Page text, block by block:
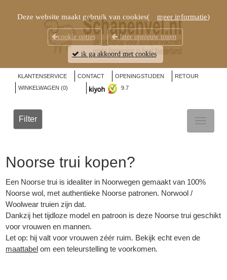
KLANTENSERVICE CONTACT OPENINGSTIJDEN
RETOUR
WINKELWAGEN (0) 9.7
Filter
Noorse trui kopen?
Een Noorse trui is idealiter in Noorwegen gemaakt van 100%
Noorse wol, met authentieke Noorse patronen. Norwool /
Woolwear truien zijn dat.
Dankzij het tijdloze model en patroon is deze Noorse trui geschikt
voor vrouwen en mannen.
Let op: hij valt voor vrouwen zéér ruim. Bekijk echt even de
maattabel om een teleurstelling te voorkomen.
Deze website maakt gebruik van cookies( meer informatie)
cookie opties later opnieuw tonen
ik ga akkoord met cookies